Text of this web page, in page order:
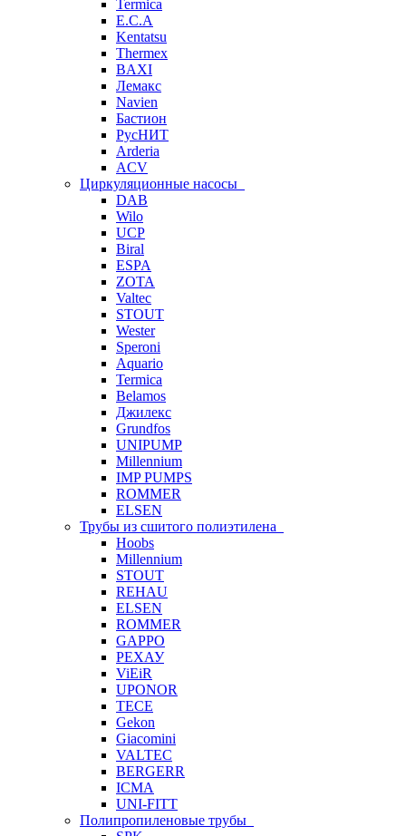
Termica
E.C.A
Kentatsu
Thermex
BAXI
Лемакс
Navien
Бастион
РусНИТ
Arderia
ACV
Циркуляционные насосы
DAB
Wilo
UCP
Biral
ESPA
ZOTA
Valtec
STOUT
Wester
Speroni
Aquario
Termica
Belamos
Джилекс
Grundfos
UNIPUMP
Millennium
IMP PUMPS
ROMMER
ELSEN
Трубы из сшитого полиэтилена
Hoobs
Millennium
STOUT
REHAU
ELSEN
ROMMER
GAPPO
РЕХАУ
ViEiR
UPONOR
TECE
Gekon
Giacomini
VALTEC
BERGERR
ICMA
UNI-FITT
Полипропиленовые трубы